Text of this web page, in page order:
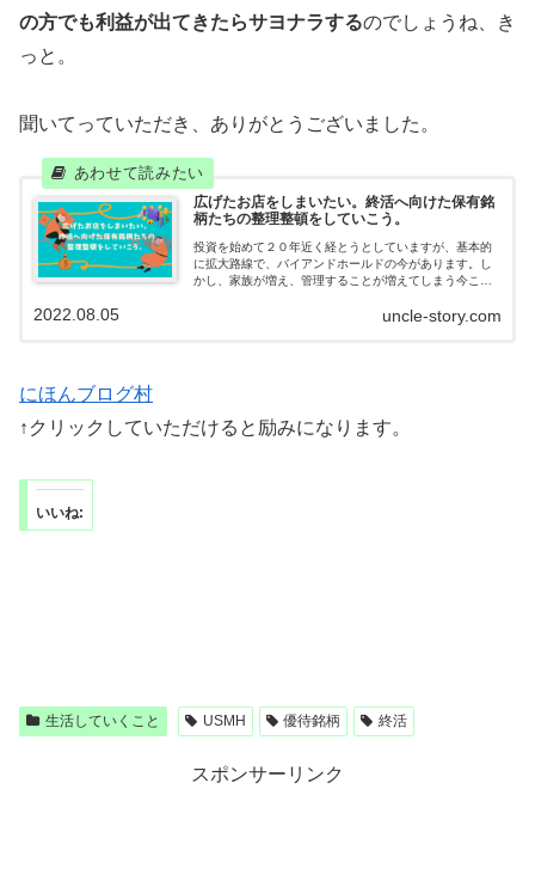
の方でも利益が出てきたらサヨナラするのでしょうね、き
っと。
聞いてっていただき、ありがとうございました。
広げたお店をしまいたい。終活へ向けた保有銘
柄たちの整理整頓をしていこう。
投資を始めて２０年近く経とうとしていますが、基本的
に拡大路線で、バイアンドホールドの今があります。し
かし、家族が増え、管理することが増えてしまう今こ
は必要不可欠だと感じ、実践を、目指します。uncle-story.com
2022.08.05
にほんブログ村
↑クリックしていただけると励みになります。
いいね:
生活していくこと USMH 優待銘柄 終活
スポンサーリンク